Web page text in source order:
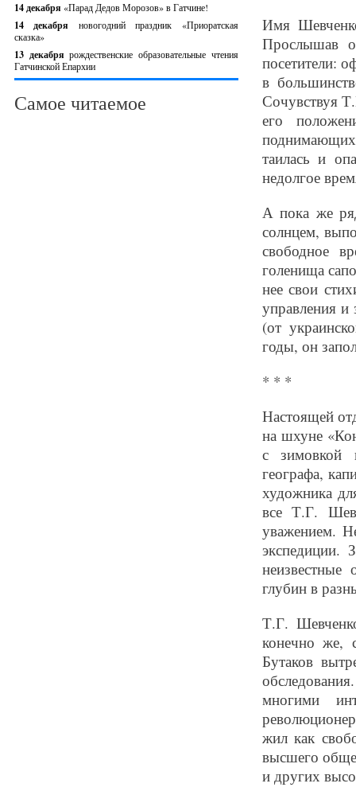
14 декабря «Парад Дедов Морозов» в Гатчине!
14 декабря новогодний праздник «Приоратская
сказка»
13 декабрярождественские образовательные чтения
Гатчинской Епархии
Самое читаемое
Имя
Прослышав
посетители:
в
Сочувствуя
его
таилась и
недолгое
А пока же
солнцем,
свободное
голенища
нее свои
управления
(от
годы, он
* * *
Настоящей
на шхуне
с зимовкой
географа,
художника
все Т.Г.
уважением.
экспедиции.
неизвестные
глубин в
Т.Г.
конечно же,
Бутаков
многими
жил как
высшего
и других